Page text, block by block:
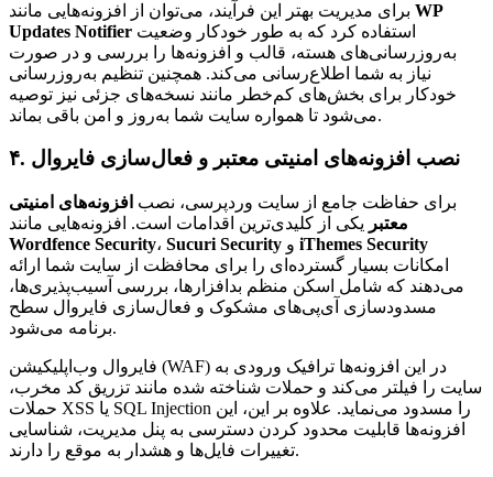
WP
Updates Notifier
به‌روزرسانی‌های هسته، قالب و افزونه‌ها را بررسی و در صورت
نیاز به شما اطلاع‌رسانی می‌کند. همچنین تنظیم به‌روزرسانی
خودکار برای بخش‌های کم‌خطر مانند نسخه‌های جزئی نیز توصیه
می‌شود تا همواره سایت شما به‌روز و امن باقی بماند.
۴. نصب افزونه‌های امنیتی معتبر و فعال‌سازی فایروال
برای حفاظت جامع از سایت وردپرسی، نصب افزونه‌های امنیتی
معتبر یکی از کلیدی‌ترین اقدامات است. افزونه‌هایی مانند
Wordfence Security، Sucuri Security
iThemes Security
امکانات بسیار گسترده‌ای را برای محافظت از سایت شما ارائه
می‌دهند که شامل اسکن منظم بدافزارها، بررسی آسیب‌پذیری‌ها،
مسدودسازی آی‌پی‌های مشکوک و فعال‌سازی فایروال سطح
برنامه می‌شود.
فایروال وب‌اپلیکیشن (WAF) در این افزونه‌ها ترافیک ورودی به
سایت را فیلتر می‌کند و حملات شناخته شده مانند تزریق کد مخرب،
حملات XSS یا SQL Injection را مسدود می‌نماید. علاوه بر این، این
افزونه‌ها قابلیت محدود کردن دسترسی به پنل مدیریت، شناسایی
تغییرات فایل‌ها و هشدار به موقع را دارند.